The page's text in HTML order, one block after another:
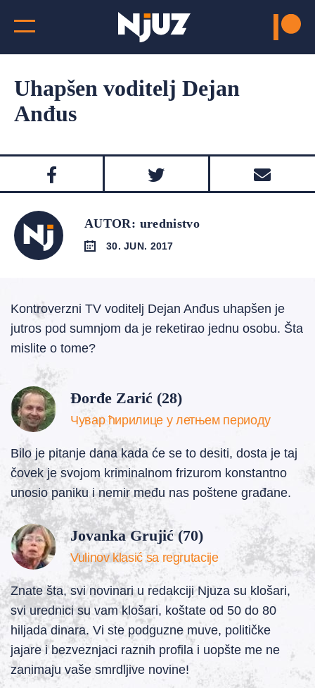
Uhapšen voditelj Dejan
Anđus
AUTOR: urednistvo
30. JUN. 2017
Kontroverzni TV voditelj Dejan Anđus uhapšen je
jutros pod sumnjom da je reketirao jednu osobu. Šta
mislite o tome?
Đorđe Zarić (28)
Чувар ћирилице у летњем периоду
Bilo je pitanje dana kada će se to desiti, dosta je taj
čovek je svojom kriminalnom frizurom konstantno
unosio paniku i nemir među nas poštene građane.
Jovanka Grujić (70)
Vulinov klasić sa regrutacije
Znate šta, svi novinari u redakciji Njuza su klošari,
svi urednici su vam klošari, koštate od 50 do 80
hiljada dinara. Vi ste podguzne muve, političke
jajare i bezveznjaci raznih profila i uopšte me ne
zanimaju vaše smrdljive novine!